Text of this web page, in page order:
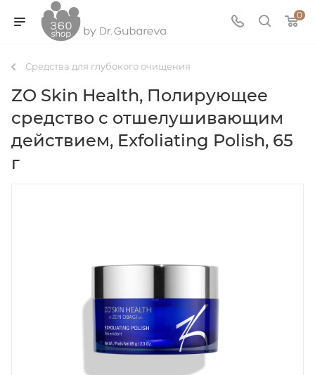
0
Средства для глубокого очищения
ZO Skin Health, Полирующее
средство с отшелушивающим
действием, Exfoliating Polish, 65
г